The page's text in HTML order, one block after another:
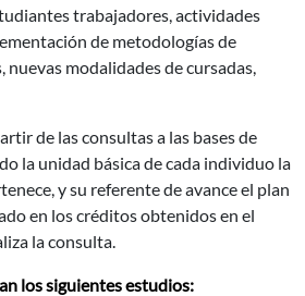
trabajadores, actividades
de metodologías de
nuevas modalidades de cursadas,
de las consultas a las bases de
la unidad básica de cada individuo la
y su referente de avance el plan
en los créditos obtenidos en el
la consulta.
los siguientes estudios: